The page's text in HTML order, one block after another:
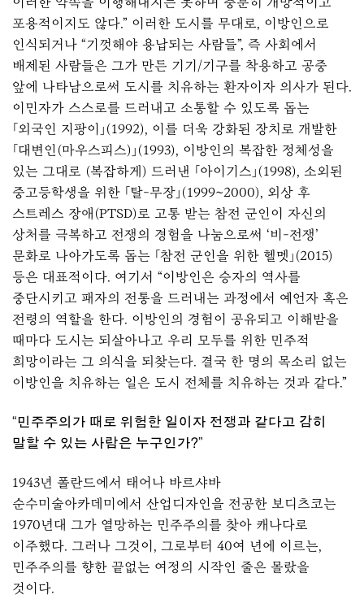
포용적이지도 않다.” 이러한 도시를 무대로, 이방인으로
인식되거나 “기껏해야 용납되는 사람들”, 즉 사회에서
배제된 사람들은 그가 만든 기기/기구를 착용하고 공중
앞에 나타남으로써 도시를 치유하는 환자이자 의사가 된다.
이민자가 스스로를 드러내고 소통할 수 있도록 돕는
「외국인 지팡이」(1992), 이를 더욱 강화된 장치로 개발한
「대변인(마우스피스)」(1993), 이방인의 복잡한 정체성을
있는 그대로 (복잡하게) 드러낸 「아이기스」(1998), 소외된
중고등학생을 위한 「탈-무장」(1999~2000), 외상 후
스트레스 장애(PTSD)로 고통 받는 참전 군인이 자신의
상처를 극복하고 전쟁의 경험을 나눔으로써 ‘비-전쟁’
문화로 나아가도록 돕는 「참전 군인을 위한 헬멧」(2015)
등은 대표적이다. 여기서 “이방인은 승자의 역사를
중단시키고 패자의 전통을 드러내는 과정에서 예언자 혹은
전령의 역할을 한다. 이방인의 경험이 공유되고 이해받을
때마다 도시는 되살아나고 우리 모두를 위한 민주적
희망이라는 그 의식을 되찾는다. 결국 한 명의 목소리 없는
이방인을 치유하는 일은 도시 전체를 치유하는 것과 같다.”
“민주주의가 때로 위험한 일이자 전쟁과 같다고 감히
말할 수 있는 사람은 누구인가?”
1943년 폴란드에서 태어나 바르샤바
순수미술아카데미에서 산업디자인을 전공한 보디츠코는
1970년대 그가 열망하는 민주주의를 찾아 캐나다로
이주했다. 그러나 그것이, 그로부터 40여 년에 이르는,
민주주의를 향한 끝없는 여정의 시작인 줄은 몰랐을
것이다.